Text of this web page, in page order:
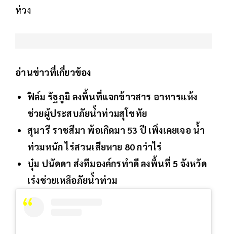
ห่วง
อ่านข่าวที่เกี่ยวข้อง
ฟิล์ม รัฐภูมิ ลงพื้นที่แจกข้าวสาร อาหารแห้ง
ช่วยผู้ประสบภัยน้ำท่วมสุโขทัย
สุนารี ราชสีมา พ้อเกิดมา 53 ปี เพิ่งเคยเจอ น้ำ
ท่วมหนัก ไร่สวนเสียหาย 80 กว่าไร่
บุ๋ม ปนัดดา ส่งทีมองค์กรทำดี ลงพื้นที่ 5 จังหวัด
เร่งช่วยเหลือภัยน้ำท่วม